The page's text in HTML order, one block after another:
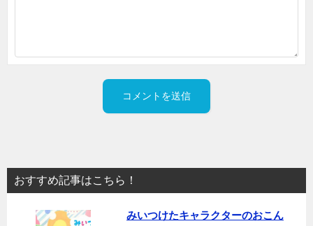
おすすめ記事はこちら！
みいつけたキャラクターのおこん